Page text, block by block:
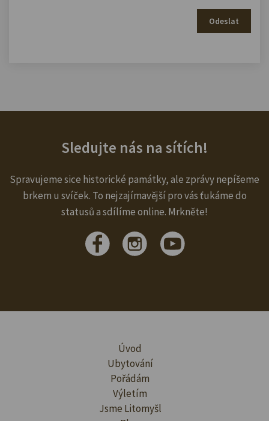
Odeslat
Sledujte nás na sítích!
Spravujeme sice historické památky, ale zprávy nepíšeme
brkem u svíček. To nejzajímavější pro vás ťukáme do
statusů a sdílíme online. Mrkněte!
Úvod
Ubytování
Pořádám
Výletím
Jsme Litomyšl